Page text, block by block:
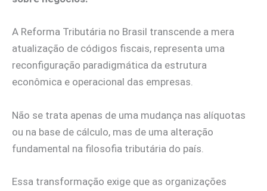
A Reforma Tributária no Brasil transcende a mera
atualização de códigos fiscais, representa uma
reconfiguração paradigmática da estrutura
econômica e operacional das empresas.
Não se trata apenas de uma mudança nas alíquotas
ou na base de cálculo, mas de uma alteração
fundamental na filosofia tributária do país.
Essa transformação exige que as organizações